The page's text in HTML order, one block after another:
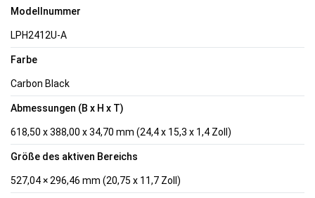
Modellnummer
LPH2412U-A
Farbe
Carbon Black
Abmessungen (B x H x T)
618,50 x 388,00 x 34,70 mm (24,4 x 15,3 x 1,4 Zoll)
Größe des aktiven Bereichs
527,04 × 296,46 mm (20,75 x 11,7 Zoll)